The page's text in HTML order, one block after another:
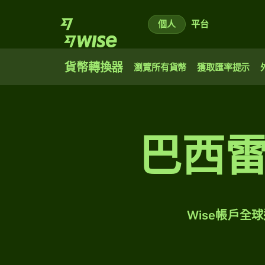
個人 平台
貨幣轉換器 瀏覽所有貨幣 獲取匯率提示
巴西
Wise帳戶全